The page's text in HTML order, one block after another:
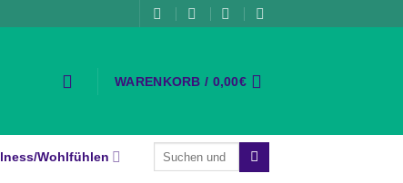
WARENKORB / 0,00€
Wohlfühlen